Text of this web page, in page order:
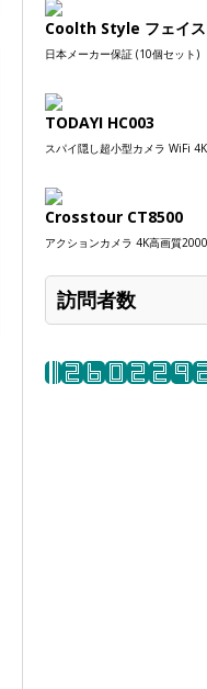
Coolth Style フェイス
日本メーカー保証 (10個セット)
TODAYI HC003
スパイ隠し超小型カメラ WiFi
Crosstour CT8500
アクションカメラ 4K高画質
訪問者数